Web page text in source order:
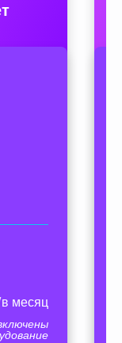
месяц